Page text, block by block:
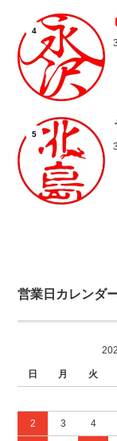
4
5
営業日カレンダ
日 月 火
2 3 4